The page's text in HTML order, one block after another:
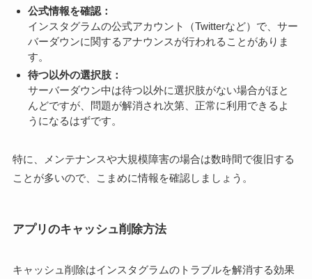
公式情報を確認：
インスタグラムの公式アカウント（Twitterなど）で、サー
バーダウンに関するアナウンスが行われることがありま
す。
待つ以外の選択肢：
サーバーダウン中は待つ以外に選択肢がない場合がほと
んどですが、問題が解消され次第、正常に利用できるよ
うになるはずです。
特に、メンテナンスや大規模障害の場合は数時間で復旧する
ことが多いので、こまめに情報を確認しましょう。
アプリのキャッシュ削除方法
キャッシュ削除はインスタグラムのトラブルを解消する効果